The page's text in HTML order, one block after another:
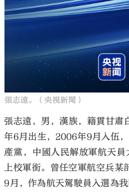
張志遠。（央視新聞）
張志遠，男，漢族，籍貫甘肅
年6月出生，2006年9月入伍
產黨，中國人民解放軍航天
上校軍銜。曾任空軍航空兵
9月，作為航天駕駛員入選為